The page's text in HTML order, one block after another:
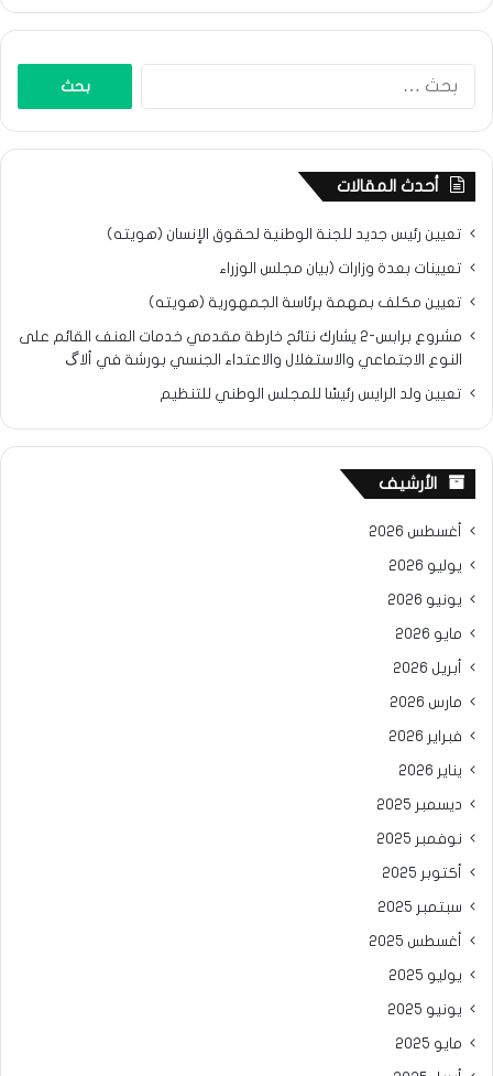
أحدث المقالات
تعيين رئيس جديد للجنة الوطنية لحقوق الإنسان (هويته)
تعيينات بعدة وزارات (بيان مجلس الوزراء
تعيين مكلف بمهمة برئاسة الجمهورية (هويته)
مشروع برابس-2 يشارك نتائح خارطة مقدمي خدمات العنف القائم على
النوع الاجتماعي والاستغلال والاعتداء الجنسي بورشة في ألاگ
تعيين ولد الرايس رئيسًا للمجلس الوطني للتنظيم
الأرشيف
أغسطس 2026
يوليو 2026
يونيو 2026
مايو 2026
أبريل 2026
مارس 2026
فبراير 2026
يناير 2026
ديسمبر 2025
نوفمبر 2025
أكتوبر 2025
سبتمبر 2025
أغسطس 2025
يوليو 2025
يونيو 2025
مايو 2025